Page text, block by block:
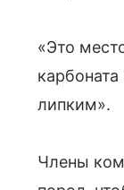
«Это
липким».
Члены